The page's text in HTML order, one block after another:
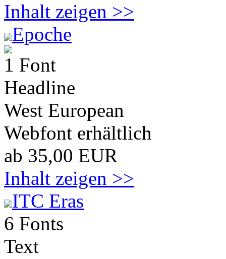
Inhalt zeigen >>
Epoche
1 Font
Headline
West European
Webfont erhältlich
ab 35,00 EUR
Inhalt zeigen >>
ITC Eras
6 Fonts
Text